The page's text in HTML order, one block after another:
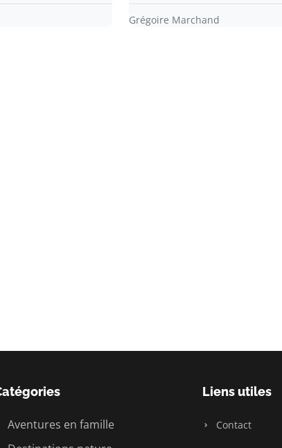
Grégoire Marchand
Aventures en famille
Liens utiles
Contact